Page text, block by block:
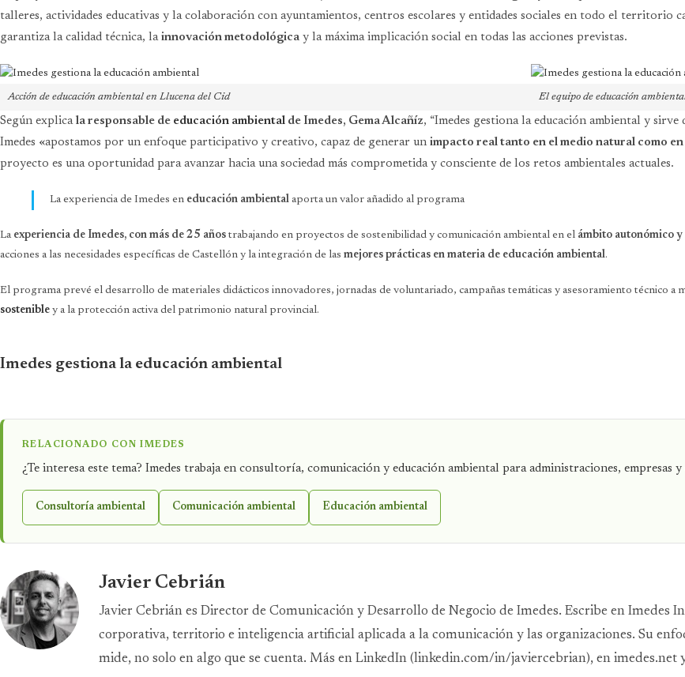
talleres, actividades educativas y la colaboración con ayuntamientos, centros escolares y entidades sociales en todo el territorio
garantiza la calidad técnica, la innovación metodológica y la máxima implicación social en todas las acciones previstas.
Acción de educación ambiental en Llucena del Cid El equipo de educación
Según explica la responsable de educación ambiental de Imedes, Gema Alcañíz, “Imedes gestiona la educación ambiental y
Imedes «apostamos por un enfoque participativo y creativo, capaz de generar un impacto real tanto en el medio natural como
proyecto es una oportunidad para avanzar hacia una sociedad más comprometida y consciente de los retos ambientales actuales.
La experiencia de Imedes en educación ambiental aporta un valor añadido al programa
La experiencia de Imedes, con más de 25 años trabajando en proyectos de sostenibilidad y comunicación ambiental en el ámbito autonómico y
acciones a las necesidades específicas de Castellón y la integración de las mejores prácticas en materia de educación ambiental.
El programa prevé el desarrollo de materiales didácticos innovadores, jornadas de voluntariado, campañas temáticas y asesoramiento técnico a
sostenible y a la protección activa del patrimonio natural provincial.
Imedes gestiona la educación ambiental
RELACIONADO CON IMEDES
¿Te interesa este tema? Imedes trabaja en consultoría, comunicación y educación ambiental para administraciones, empresas
Consultoría ambiental Comunicación ambiental Educación ambiental
Javier Cebrián
Javier Cebrián es Director de Comunicación y Desarrollo de Negocio de Imedes. Escribe en
corporativa, territorio e inteligencia artificial aplicada a la comunicación y las organizaciones. Su
mide, no solo en algo que se cuenta. Más en LinkedIn (linkedin.com/in/javiercebrian), en imedes.net